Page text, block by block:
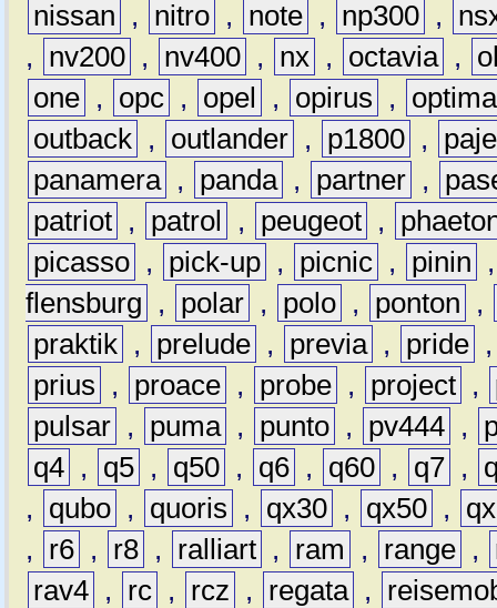
nissan
, nitro , note , np300 ,
,
nv200 , nv400 , nx , octavia ,
one , opc , opel , opirus ,
optima
outback , outlander , p1800 ,
panamera , panda , partner ,
patriot , patrol , peugeot ,
picasso , pick-up , picnic , pinin
flensburg
, polar , polo , ponton
,
praktik , prelude , previa , pride
prius
, proace , probe , project ,
pulsar , puma , punto , pv444 ,
q4 , q5 , q50 , q6 , q60 , q7 ,
,
qubo , quoris , qx30 , qx50 ,
,
r6 , r8 , ralliart , ram , range ,
rav4 , rc , rcz , regata ,